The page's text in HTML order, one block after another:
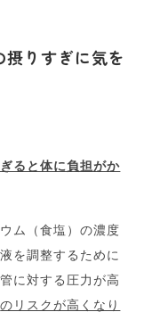
りすぎに気を
ると体に負担がか
ム（食塩）の濃度
を調整するために
に対する圧力が高
のリスクが高くなり